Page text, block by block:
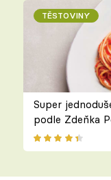
TĚSTOVINY
Super
podle Zdeňka